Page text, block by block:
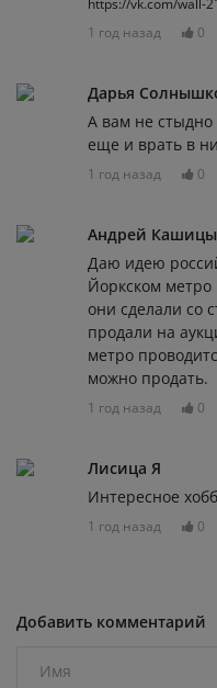
1 год назад
0
Дарья
А вам не
еще и врать в
1 год назад 0
Андрей
Даю идею
Йоркском
они сделали со
продали на
метро
можно продать.
1 год назад 0
Лисица Я
Интересное
1 год назад 0
Добавить комментарий